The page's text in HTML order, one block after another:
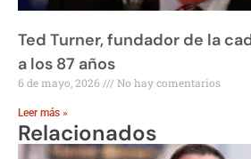
Ted Turner, fundador de la
a los 87 años
6 de mayo, 2026 No hay comentarios
Leer más »
Relacionados